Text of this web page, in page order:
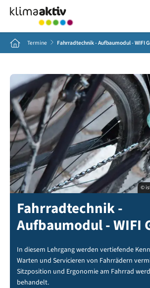
Home Termine Fahrradtechnik - Aufbaumodul - WIFI
©
Fahrradtechnik -
Aufbaumodul - WIFI
In diesem Lehrgang werden vertiefende
Warten und Servicieren von Fahrrädern
Sitzposition und Ergonomie am Fahrrad
behandelt.